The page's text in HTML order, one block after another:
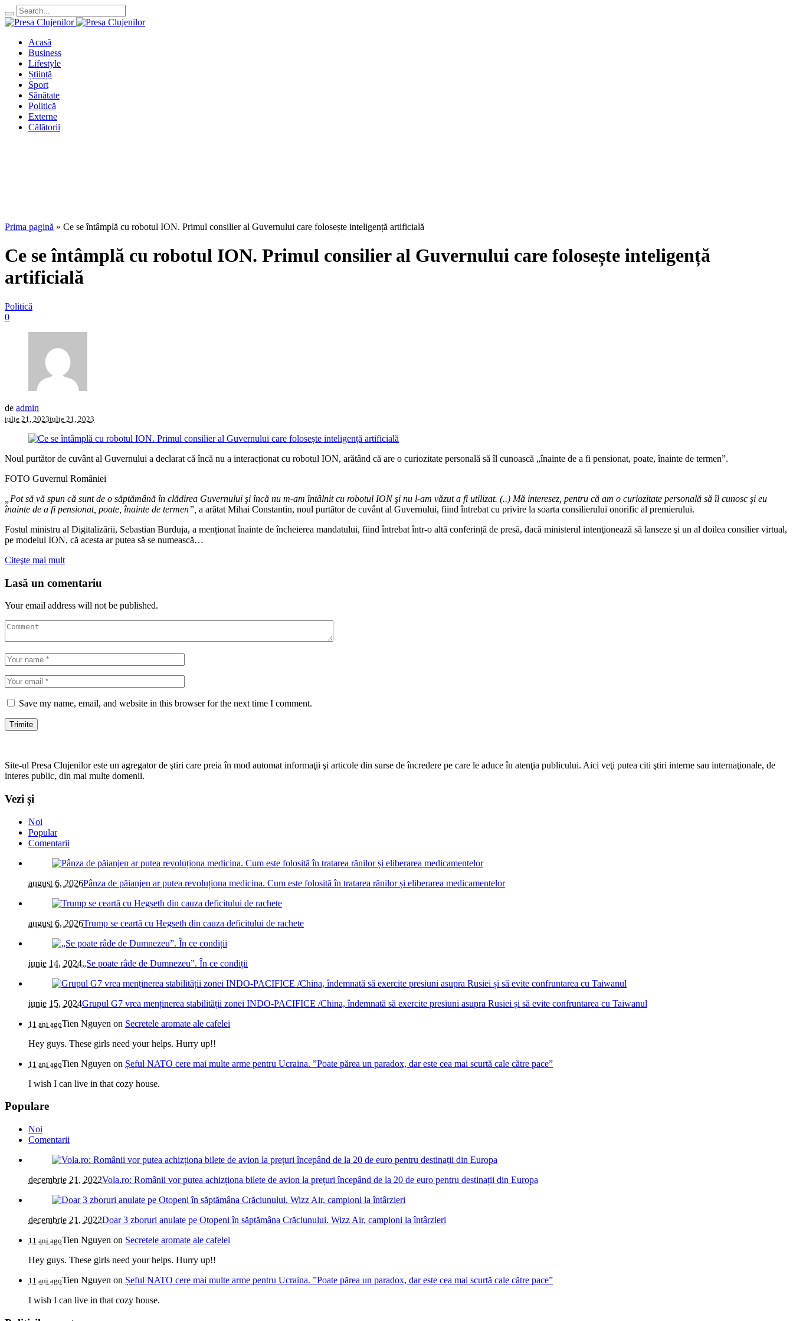
Acasă
Business
Lifestyle
Știință
Sport
Sănătate
Politică
Externe
Călătorii
Prima pagină » Ce se întâmplă cu robotul ION. Primul consilier al Guvernului care folosește inteligență artificială
Ce se întâmplă cu robotul ION. Primul consilier al Guvernului care folosește inteligență
artificială
Politică
0
de admin
iulie 21, 2023iulie 21, 2023
Noul purtător de cuvânt al Guvernului a declarat că încă nu a interacționat cu robotul ION, arătând că are o curiozitate personală să îl cunoască „înainte de a fi pensionat, poate, înainte de termen”.
FOTO Guvernul României
„Pot să vă spun că sunt de o săptămână în clădirea Guvernului şi încă nu m-am întâlnit cu robotul ION şi nu l-am văzut a fi utilizat. (..) Mă interesez, pentru că am o curiozitate personală să îl cunosc şi eu
înainte de a fi pensionat, poate, înainte de termen”, a arătat Mihai Constantin, noul purtător de cuvânt al Guvernului, fiind întrebat cu privire la soarta consilierului onorific al premierului.
Fostul ministru al Digitalizării, Sebastian Burduja, a menționat înainte de încheierea mandatului, fiind întrebat într-o altă conferință de presă, dacă ministerul intenţionează să lanseze şi un al doilea consilier virtual,
pe modelul ION, că acesta ar putea să se numească…
Citeşte mai mult
Lasă un comentariu
Your email address will not be published.
Save my name, email, and website in this browser for the next time I comment.
Site-ul Presa Clujenilor este un agregator de ştiri care preia în mod automat informaţii şi articole din surse de încredere pe care le aduce în atenţia publicului. Aici veţi putea citi ştiri interne sau internaţionale, de
interes public, din mai multe domenii.
Vezi și
Noi
Popular
Comentarii
august 6, 2026Pânza de păianjen ar putea revoluționa medicina. Cum este folosită în tratarea rănilor și eliberarea medicamentelor
august 6, 2026Trump se ceartă cu Hegseth din cauza deficitului de rachete
iunie 14, 2024„Se poate râde de Dumnezeu”. În ce condiții
iunie 15, 2024Grupul G7 vrea menținerea stabilității zonei INDO-PACIFICE /China, îndemnată să exercite presiuni asupra Rusiei și să evite confruntarea cu Taiwanul
11 ani agoTien Nguyen on Secretele aromate ale cafelei
Hey guys. These girls need your helps. Hurry up!!
11 ani agoTien Nguyen on Șeful NATO cere mai multe arme pentru Ucraina. ”Poate părea un paradox, dar este cea mai scurtă cale către pace”
I wish I can live in that cozy house.
Populare
Noi
Comentarii
decembrie 21, 2022Vola.ro: Românii vor putea achizționa bilete de avion la prețuri începând de la 20 de euro pentru destinații din Europa
decembrie 21, 2022Doar 3 zboruri anulate pe Otopeni în săptămâna Crăciunului. Wizz Air, campioni la întârzieri
11 ani agoTien Nguyen on Secretele aromate ale cafelei
Hey guys. These girls need your helps. Hurry up!!
11 ani agoTien Nguyen on Șeful NATO cere mai multe arme pentru Ucraina. ”Poate părea un paradox, dar este cea mai scurtă cale către pace”
I wish I can live in that cozy house.